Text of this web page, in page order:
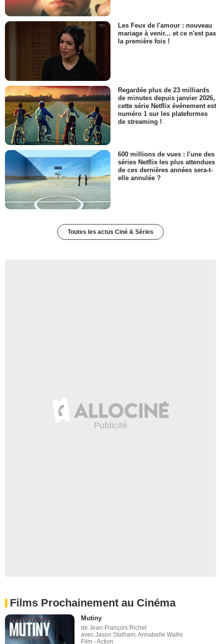
Les Feux de l'amour : nouveau
mariage à venir... et ce n'est pas
la première fois !
Regardée plus de 23 milliards
de minutes depuis janvier 2026,
cette série Netflix événement est
numéro 1 sur les plateformes
de streaming !
600 millions de vues : l'une des
séries Netflix les plus attendues
de ces dernières années sera-t-
elle annulée ?
Toutes les actus Ciné & Séries
Films Prochainement au Cinéma
Mutiny
de Jean-François Richet
avec Jason Statham, Annabelle Wallis
Film - Action